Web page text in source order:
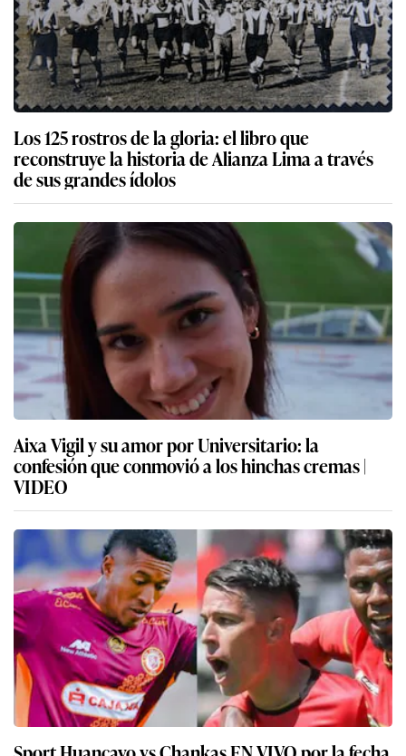
Los 125 rostros de la gloria: el libro que
reconstruye la historia de Alianza Lima a través
de sus grandes ídolos
Aixa Vigil y su amor por Universitario: la
confesión que conmovió a los hinchas cremas |
VIDEO